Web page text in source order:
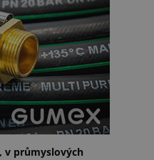
v průmyslových